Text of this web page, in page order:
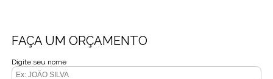
FAÇA UM ORÇAMENTO
Digite seu nome